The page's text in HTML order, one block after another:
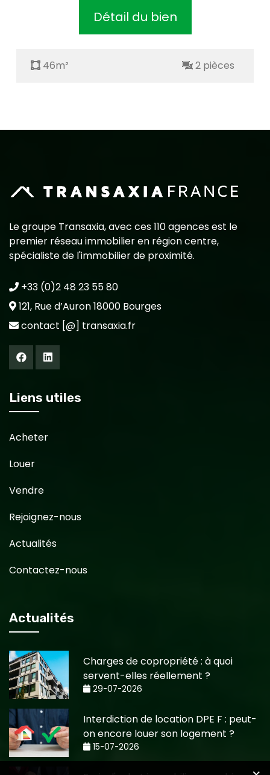
Détail du bien
46m² 2 pièces
Le groupe Transaxia, avec ces 110 agences est le
premier réseau immobilier en région centre,
spécialiste de l'immobilier de proximité.
+33 (0)2 48 23 55 80
121, Rue d’Auron 18000 Bourges
contact [@] transaxia.fr
Liens utiles
Acheter
Louer
Vendre
Rejoignez-nous
Actualités
Contactez-nous
Actualités
Charges de copropriété : à quoi
servent-elles réellement ?
29-07-2026
Interdiction de location DPE F : peut-
on encore louer son logement ?
15-07-2026